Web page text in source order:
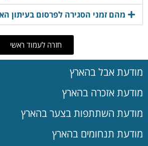
מהם זמני הסגירה לפרסום בעיתון
חזרה לעמוד ראשי
מודעת אבל בהארץ
מודעת אזכרה בהארץ
מודעת השתתפות בצער בהארץ
מודעת תנחומים בהארץ